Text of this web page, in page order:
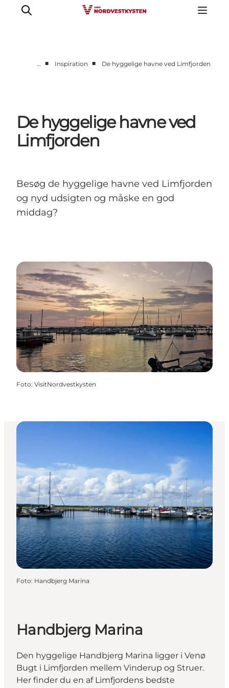
Handicapvenlig ferie
Events
Overnatning
… ■ Inspiration ■ De hyggelige havne ved Limfjorden
De hyggelige havne ved
Limfjorden
Besøg de hyggelige havne ved Limfjorden
og nyd udsigten og måske en god
middag?
Foto: VisitNordvestkysten
Foto: Handbjerg Marina
Handbjerg Marina
Den hyggelige Handbjerg Marina ligger i Venø
Bugt i Limfjorden mellem Vinderup og Struer.
Her finder du en af Limfjordens bedste